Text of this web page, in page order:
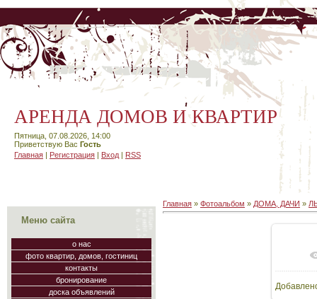
АРЕНДА ДОМОВ И КВАРТИР
Пятница, 07.08.2026, 14:00
Приветствую Вас Гость
Главная | Регистрация | Вход | RSS
Меню сайта
о нас
фото квартир, домов, гостиниц
контакты
бронирование
доска объявлений
Главная » Фотоальбом » ДОМА, ДАЧИ »